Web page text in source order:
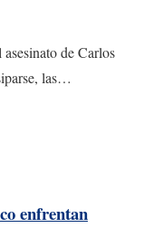
de Carlos
las…
enfrentan